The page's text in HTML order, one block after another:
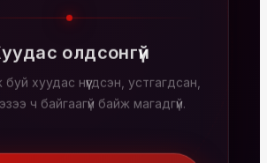
олдсонгүй
хуудас нүүгдсэн, устгагдсан,
ч байгаагүй байж магадгүй.